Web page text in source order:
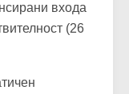
входа
(26